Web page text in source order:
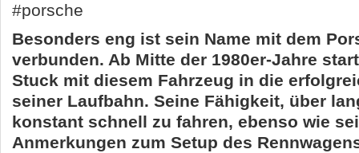
#porsche
Besonders eng ist sein Name mit dem
verbunden. Ab Mitte der 1980er-Jahre
Stuck mit diesem Fahrzeug in die
seiner Laufbahn. Seine Fähigkeit, über
konstant schnell zu fahren, ebenso wie
Anmerkungen zum Setup des